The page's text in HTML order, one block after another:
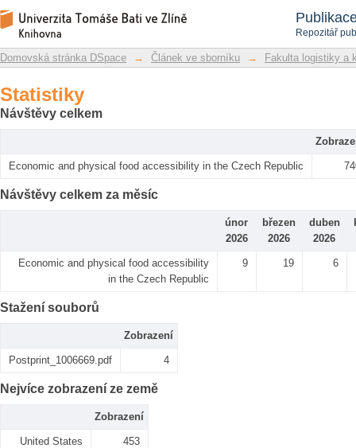
Repozitář
Statistiky
Repozitář DSpace/Manakin
Domovská stránka DSpace → Článek ve sborníku → Fakulta logistiky a
Statistiky
Návštěvy celkem
Economic and physical food accessibility in the Czech Republic
Návštěvy celkem za měsíc
únor
2026
březen
2026
duben
2026
Economic and physical food accessibility
in the Czech Republic
9 19 6
Stažení souborů
Zobrazení
Postprint_1006669.pdf 4
Nejvíce zobrazení ze země
Zobrazení
United States 453